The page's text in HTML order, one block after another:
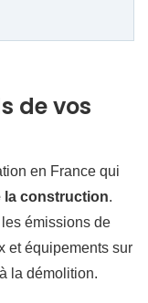
de vos
en France qui
la construction.
les émissions de
et équipements sur
la démolition.